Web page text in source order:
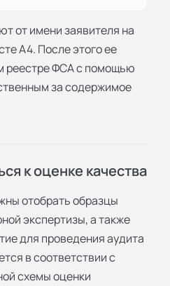
от имени заявителя на
А4. После этого ее
реестре ФСА с помощью
за содержимое
к оценке качества
отобрать образцы
экспертизы, а также
для проведения аудита
в соответствии с
схемы оценки